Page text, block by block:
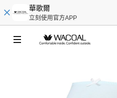
華歌爾
立刻使用官方APP